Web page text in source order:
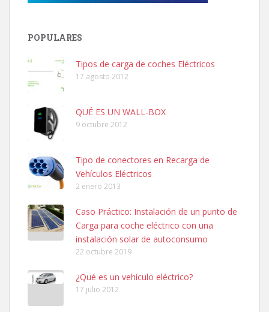
POPULARES
Tipos de carga de coches Eléctricos
17 agosto 2012
QUÉ ES UN WALL-BOX
9 octubre 2012
Tipo de conectores en Recarga de
Vehículos Eléctricos
2 enero 2013
Caso Práctico: Instalación de un punto de
Carga para coche eléctrico con una
instalación solar de autoconsumo
22 octubre 2019
¿Qué es un vehículo eléctrico?
17 julio 2012